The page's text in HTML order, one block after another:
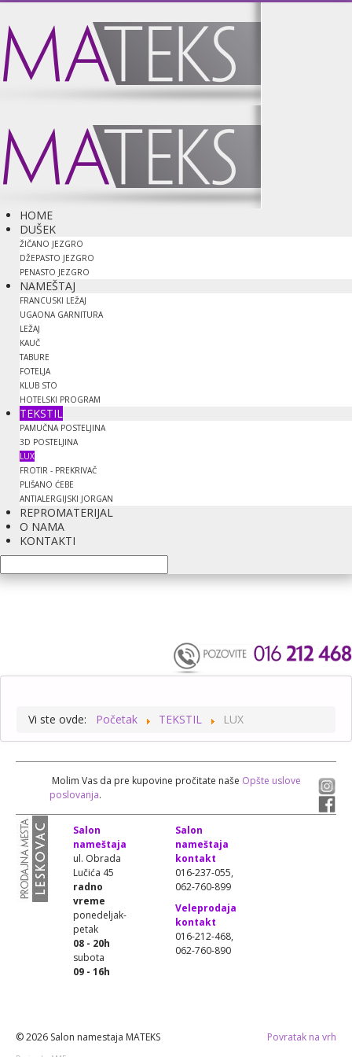
HOME
DUŠEK
ŽIČANO JEZGRO
DŽEPASTO JEZGRO
PENASTO JEZGRO
NAMEŠTAJ
FRANCUSKI LEŽAJ
UGAONA GARNITURA
LEŽAJ
KAUČ
TABURE
FOTELJA
KLUB STO
HOTELSKI PROGRAM
TEKSTIL
PAMUČNA POSTELJINA
3D POSTELJINA
LUX
FROTIR - PREKRIVAČ
PLIŠANO ĆEBE
ANTIALERGIJSKI JORGAN
REPROMATERIJAL
O NAMA
KONTAKTI
Vi ste ovde: Početak TEKSTIL LUX
Molim Vas da pre kupovine pročitate naše Opšte uslove
poslovanja.
Salon
nameštaja
ul. Obrada
Lučića 45
radno
vreme
ponedeljak-
petak
08 - 20h
subota
09 - 16h
Salon
nameštaja
kontakt
016-237-055,
062-760-899
Veleprodaja
kontakt
016-212-468,
062-760-890
Povratak na vrh
© 2026 Salon namestaja MATEKS